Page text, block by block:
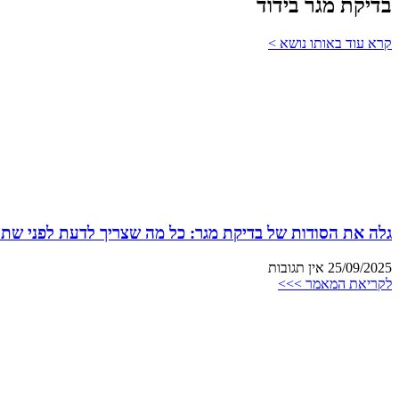
בדיקת מגר בידוד
קרא עוד באותו נושא >
גלה את הסודות של בדיקת מגר: כל מה שצריך לדעת לפני
25/09/2025 אין תגובות
לקריאת המאמר >>>